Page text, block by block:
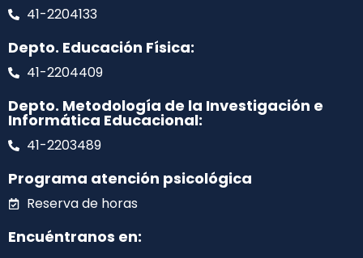
41-2204133
Depto. Educación Física:
41-2204409
Depto. Metodología de la Investigación e
Informática Educacional:
41-2203489
Programa atención psicológica
Reserva de horas
Encuéntranos en: